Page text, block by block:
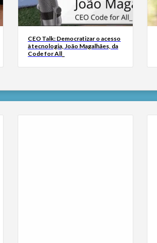
CEO Talk: Democratizar o acesso
à tecnologia, João Magalhães, da
Code for All_